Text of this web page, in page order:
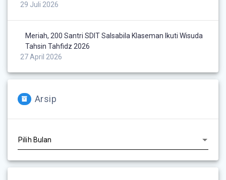
29 Juli 2026
Meriah, 200 Santri SDIT Salsabila Klaseman Ikuti Wisuda
Tahsin Tahfidz 2026
27 April 2026
Arsip